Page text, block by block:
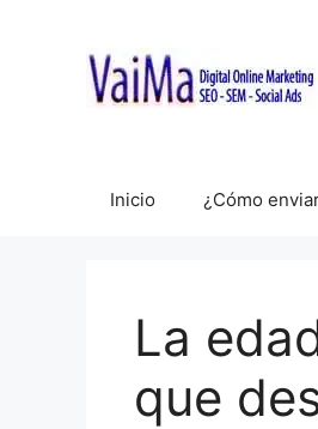
contenido
Inicio ¿Cómo
La
que